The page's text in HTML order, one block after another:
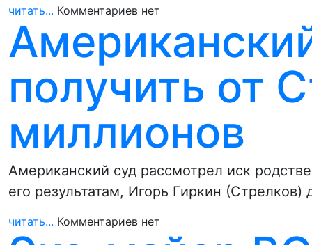
читать... Комментариев нет
получить от
миллионов
Американский суд рассмотрел иск
его результатам, Игорь Гиркин
читать... Комментариев нет